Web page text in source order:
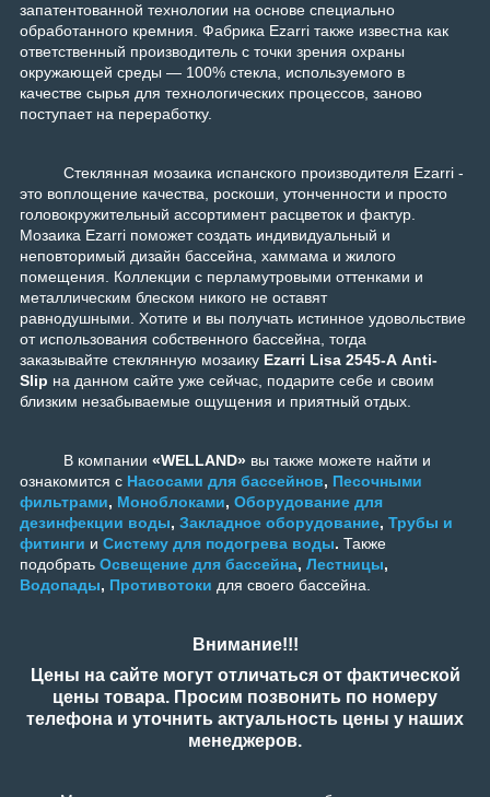
запатентованной технологии на основе специально
обработанного кремния. Фабрика Ezarri также известна как
ответственный производитель с точки зрения охраны
окружающей среды — 100% стекла, используемого в
качестве сырья для технологических процессов, заново
поступает на переработку.
Стеклянная мозаика испанского производителя Ezarri -
это воплощение качества, роскоши, утонченности и просто
головокружительный ассортимент расцветок и фактур.
Мозаика Ezarri поможет создать индивидуальный и
неповторимый дизайн бассейна, хаммама и жилого
помещения. Коллекции с перламутровыми оттенками и
металлическим блеском никого не оставят
равнодушными. Хотите и вы получать истинное удовольствие
от использования собственного бассейна, тогда
заказывайте стеклянную мозаику Ezarri Lisa 2545-А Anti-
Slip на данном сайте уже сейчас, подарите себе и своим
близким незабываемые ощущения и приятный отдых.
В компании «WELLAND» вы также можете найти и
ознакомится с Насосами для бассейнов, Песочными
фильтрами, Моноблоками, Оборудование для
дезинфекции воды, Закладное оборудование, Трубы и
фитинги и Систему для подогрева воды. Также
подобрать Освещение для бассейна, Лестницы,
Водопады, Противотоки для своего бассейна.
Внимание!!!
Цены на сайте могут отличаться от фактической
цены товара. Просим позвонить по номеру
телефона и уточнить актуальность цены у наших
менеджеров.